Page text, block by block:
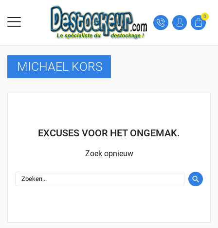
0
MICHAEL KORS
EXCUSES VOOR HET ONGEMAK.
Zoek opnieuw